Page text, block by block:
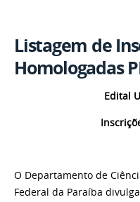
Listagem de
Homologadas
Edital
O Departamento de
Federal da Paraíba